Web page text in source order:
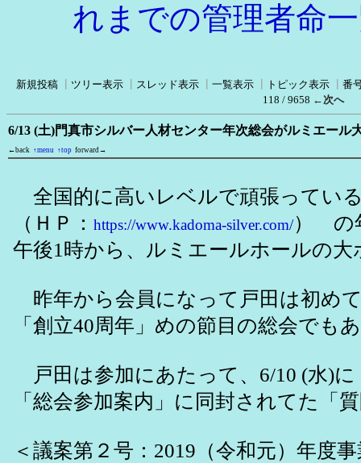
れまでの管理者命
新規投稿 ツリー表示 スレッド表示 一覧表示 トピック表示
番
118 / 9658 ←次へ
6/13 (土)門真市シルバー人材センター年次総会がルミエール
←back ↑menu ↑top forward→
全国的に高いレベルで頑張ってい
（ＨＰ： https://www.kadoma-silver.com/） の
午後1時から、ルミエールホールの
昨年から会員になって戸田は初め
「創立40周年」めの節目の総会でも
戸田は参加にあたって、6/10 (水)に
「総会参加案内」に同封されてた「
＜議案第２号：2019（令和元）年度